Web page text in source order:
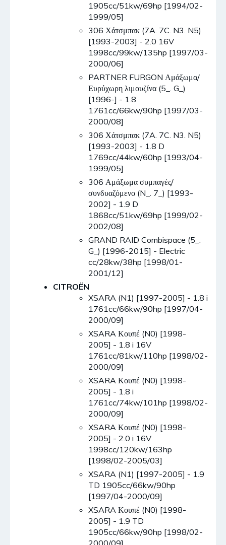
1905cc/51kw/69hp [1994/02-
1999/05]
306 Χάτσμπακ (7A. 7C. N3. N5)
[1993-2003] - 2.0 16V
1998cc/99kw/135hp [1997/03-
2000/06]
PARTNER FURGON Αμάξωμα/
Ευρύχωρη λιμουζίνα (5_. G_)
[1996-] - 1.8
1761cc/66kw/90hp [1997/03-
2000/08]
306 Χάτσμπακ (7A. 7C. N3. N5)
[1993-2003] - 1.8 D
1769cc/44kw/60hp [1993/04-
1999/05]
306 Αμάξωμα συμπαγές/
συνδυαζόμενο (N_. 7_) [1993-
2002] - 1.9 D
1868cc/51kw/69hp [1999/02-
2002/08]
GRAND RAID Combispace (5_.
G_) [1996-2015] - Electric
cc/28kw/38hp [1998/01-
2001/12]
CITROËN
XSARA (N1) [1997-2005] - 1.8 i
1761cc/66kw/90hp [1997/04-
2000/09]
XSARA Κουπέ (N0) [1998-
2005] - 1.8 i 16V
1761cc/81kw/110hp [1998/02-
2000/09]
XSARA Κουπέ (N0) [1998-
2005] - 1.8 i
1761cc/74kw/101hp [1998/02-
2000/09]
XSARA Κουπέ (N0) [1998-
2005] - 2.0 i 16V
1998cc/120kw/163hp
[1998/02-2005/03]
XSARA (N1) [1997-2005] - 1.9
TD 1905cc/66kw/90hp
[1997/04-2000/09]
XSARA Κουπέ (N0) [1998-
2005] - 1.9 TD
1905cc/66kw/90hp [1998/02-
2000/09]